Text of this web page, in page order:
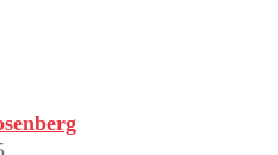
en medios